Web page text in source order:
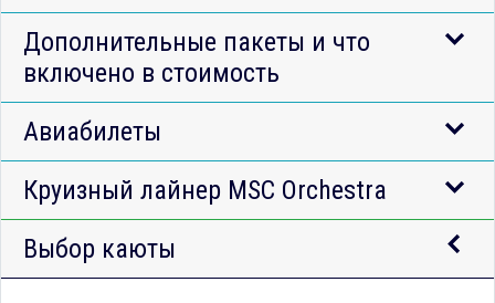
Дополнительные пакеты и что
включено в стоимость
Авиабилеты
Круизный лайнер MSC Orchestra
Выбор каюты